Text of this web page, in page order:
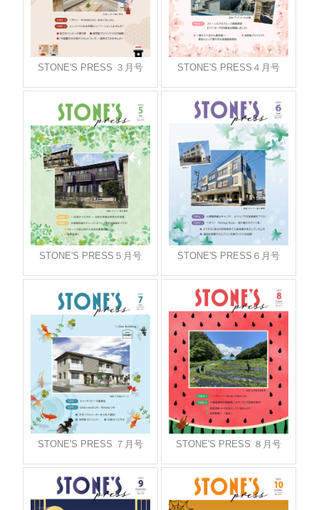
STONE'S PRESS ３月号 STONE'S PRESS４月号
STONE'S PRESS５月号 STONE'S PRESS６月号
STONE'S PRESS ７月号 STONE'S PRESS ８月号